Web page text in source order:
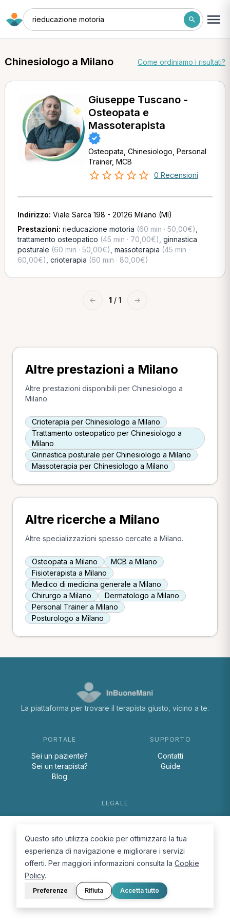
rieducazione motoria
Chinesiologo a Milano Come ordiniamo i risultati?
Giuseppe Tuscano -
Osteopata e
Massoterapista
Osteopata, Chinesiologo, Personal
Trainer, MCB
0 Recensioni
Indirizzo: Viale Sarca 198 - 20126 Milano (MI)
Prestazioni: rieducazione motoria (60 min · 50,00€)
trattamento osteopatico (45 min · 70,00€) ginnastica
posturale (60 min · 50,00€) massoterapia (45 min ·
60,00€) crioterapia (60 min · 80,00€)
← 1 / 1 →
Altre prestazioni a Milano
Altre prestazioni disponibili per Chinesiologo a
Milano.
Crioterapia per Chinesiologo a Milano
Trattamento osteopatico per Chinesiologo a
Milano
Ginnastica posturale per Chinesiologo a Milano
Massoterapia per Chinesiologo a Milano
Altre ricerche a Milano
Altre specializzazioni spesso cercate a Milano.
Osteopata a Milano
MCB a Milano
Fisioterapista a Milano
Medico di medicina generale a Milano
Chirurgo a Milano
Dermatologo a Milano
Personal Trainer a Milano
Posturologo a Milano
La piattaforma per trovare il terapista giusto, vicino a te.
PORTALE
Sei un paziente?
Sei un terapista?
Blog
SUPPORTO
Contatti
Guide
LEGALE
Cookie Policy
© 2026 D.Lab S.r.l. — InBuoneMani
Questo sito utilizza cookie per ottimizzare la tua
esperienza di navigazione e migliorare i servizi
offerti. Per maggiori informazioni consulta la Cookie
Policy.
Preferenze Rifiuta Accetta tutto